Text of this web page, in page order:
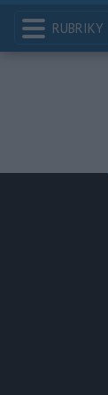
RUBRIKY